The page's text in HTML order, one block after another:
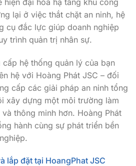
lại ở việc thắt chặt an ninh, hệ
cụ đắc lực giúp doanh nghiệp
trình quản trị nhân sự.
hệ thống quản lý của bạn
hệ với Hoàng Phát JSC – đối
cấp các giải pháp an ninh tổng
xây dựng một môi trường làm
thông minh hơn. Hoàng Phát
hành cùng sự phát triển bền
lắp đặt tại HoangPhat JSC